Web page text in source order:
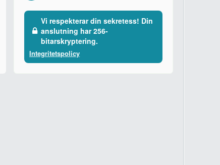
Vi respekterar din sekretess! Din
anslutning har 256-
bitarskryptering.
Integritetspolicy